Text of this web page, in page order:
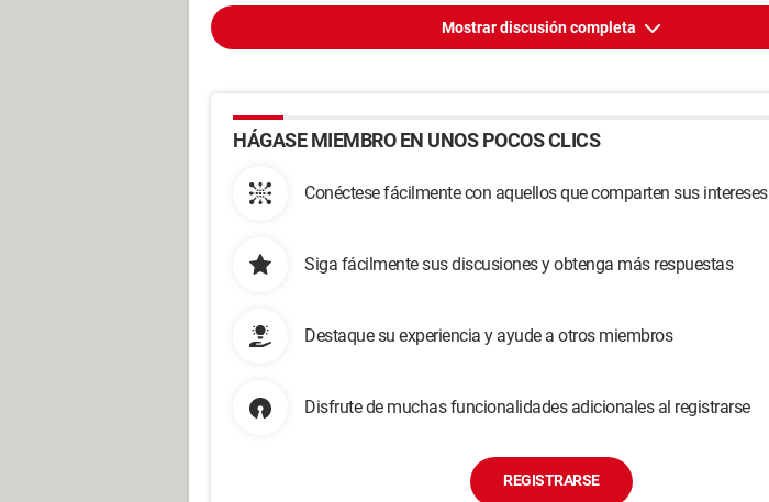
Mostrar discusión completa
HÁGASE MIEMBRO EN UNOS POCOS CLICS
Conéctese fácilmente con aquellos que comparten sus intereses
Siga fácilmente sus discusiones y obtenga más respuestas
Destaque su experiencia y ayude a otros miembros
Disfrute de muchas funcionalidades adicionales al registrarse
REGISTRARSE